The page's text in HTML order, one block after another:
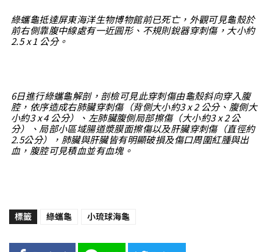
綠蠵龜抵達屏東海洋生物博物館前已死亡，外觀可見龜殼於
前右側靠腹中線處有一近圓形、不規則銳器穿刺傷，大小約
2.5 x 1 公分。
6日進行綠蠵龜解剖，剖檢可見此穿刺傷由龜殼斜向穿入腹
腔，依序造成右肺臟穿刺傷（背側大小約3 x 2 公分、腹側大
小約3 x 4 公分）、左肺臟腹側局部擦傷（大小約3 x 2 公
分）、局部小區域腸道漿膜面擦傷以及肝臟穿刺傷（直徑約
2.5公分），肺臟與肝臟皆有明顯破損及傷口周圍紅腫與出
血，腹腔可見積血並有血塊。
標籤 綠蠵龜 小琉球海龜